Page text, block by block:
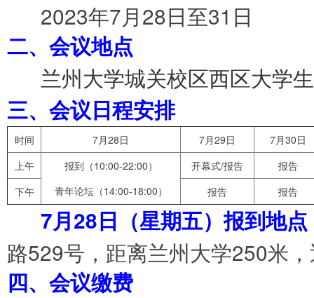
2023年7月28日至31日
二、会议地点
兰州大学城关校区西区大学
三、会议日程安排
时间 7月28日 7月29日
7月30日
上午
报到（10:00-22:00）
青年论坛（14:00-18:00）
开幕式/报告
报告
下午
报告 报告
7月28日（星期五）报到地点
路529号，距离兰州大学250米
四、会议缴费